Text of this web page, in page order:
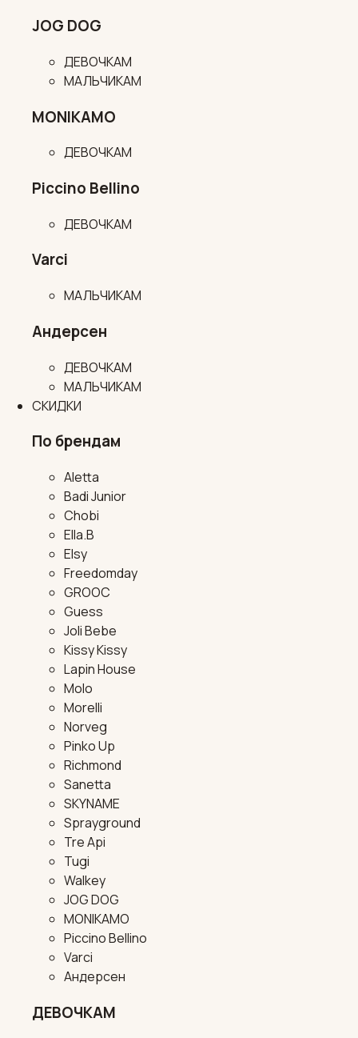
JOG DOG
ДЕВОЧКАМ
МАЛЬЧИКАМ
MONIKAMO
ДЕВОЧКАМ
Piccino Bellino
ДЕВОЧКАМ
Varci
МАЛЬЧИКАМ
Андерсен
ДЕВОЧКАМ
МАЛЬЧИКАМ
СКИДКИ
По брендам
Aletta
Badi Junior
Chobi
Ella.B
Elsy
Freedomday
GROOC
Guess
Joli Bebe
Kissy Kissy
Lapin House
Molo
Morelli
Norveg
Pinko Up
Richmond
Sanetta
SKYNAME
Sprayground
Tre Api
Tugi
Walkey
JOG DOG
MONIKAMO
Piccino Bellino
Varci
Андерсен
ДЕВОЧКАМ